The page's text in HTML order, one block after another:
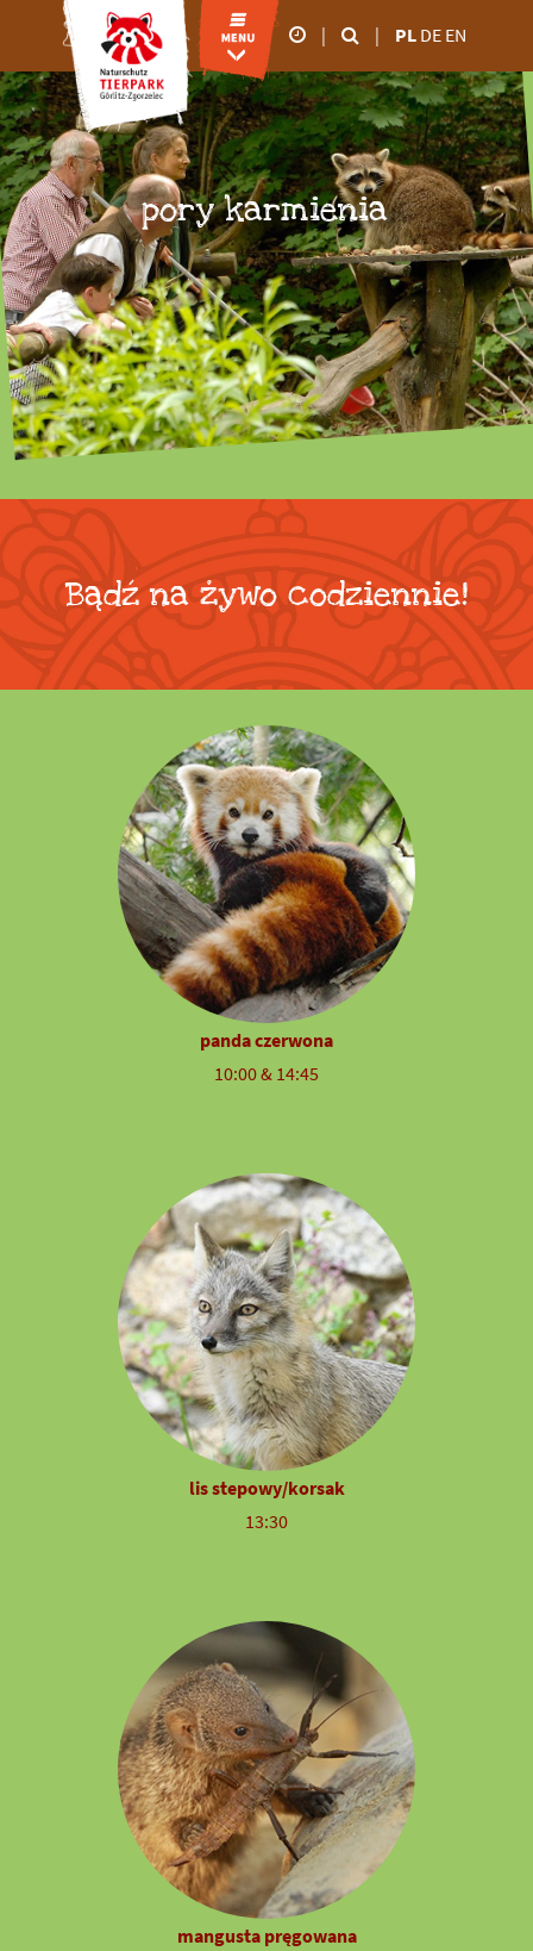
godziny otwarcia
od marca do
października
09.00 - 18:00
od listopada do lutego
09.00 - 16:00
| | PL DE EN
pory karmienia
Bądź na żywo codziennie!
panda czerwona
10:00 & 14:45
lis stepowy/korsak
13:30
mangusta pręgowana